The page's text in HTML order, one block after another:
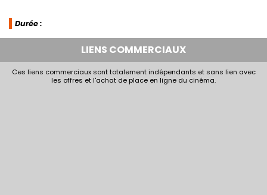
Durée :
LIENS COMMERCIAUX
Ces liens commerciaux sont totalement indépendants et sans lien avec
les offres et l'achat de place en ligne du cinéma.